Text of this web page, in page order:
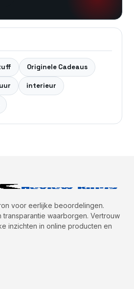
Originele Cadeaus
interieur
voor eerlijke beoordelingen.
transparantie waarborgen. Vertrouw
inzichten in online producten en